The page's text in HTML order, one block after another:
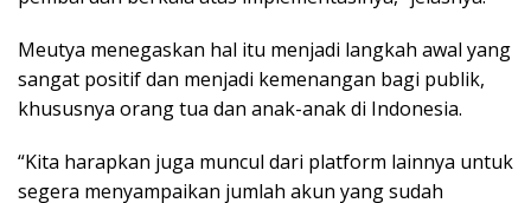
Meutya menegaskan hal itu menjadi langkah awal yang
sangat positif dan menjadi kemenangan bagi publik,
khususnya orang tua dan anak-anak di Indonesia.
“Kita harapkan juga muncul dari platform lainnya untuk
segera menyampaikan jumlah akun yang sudah